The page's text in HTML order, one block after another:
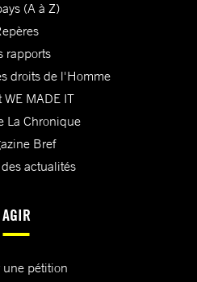
(A à Z)
rapports
droits de l'Homme
WE MADE IT
La Chronique
Bref
actualités
AGIR
une pétition